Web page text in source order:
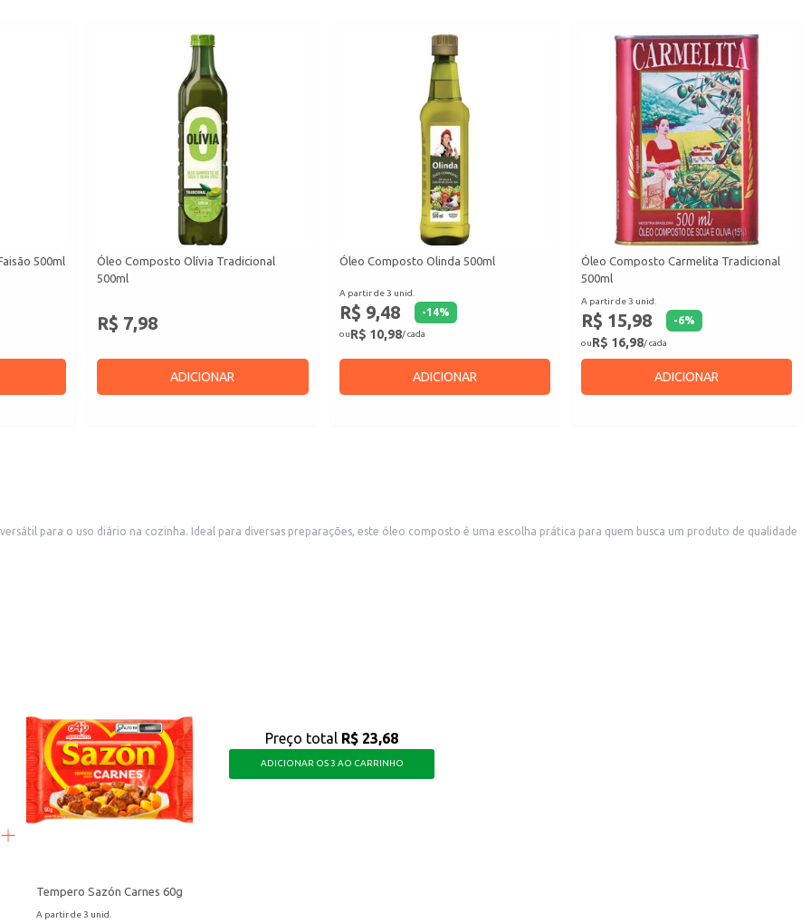
500ml
Óleo Composto Olívia Tradicional
500ml
R$ 7,98
ADICIONAR
Óleo Composto Olinda 500ml
A partir de 3 unid.
R$ 9,48 -14%
ouR$ 10,98/ cada
ADICIONAR
Óleo Composto Carmelita Tradicional
500ml
A partir de 3 unid.
R$ 15,98 -6%
ouR$ 16,98/ cada
ADICIONAR
para o uso diário na cozinha. Ideal para diversas preparações, este óleo composto é uma escolha prática para quem busca um produto de qualidade
Tempero Sazón Carnes 60g
A partir de 3 unid.
Preço total R$ 23,68
ADICIONAR OS 3 AO CARRINHO